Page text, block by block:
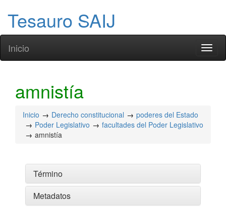
Tesauro SAIJ
Inicio
amnistía
Inicio Derecho constitucional
poderes del Estado
Poder Legislativo
facultades del Poder Legislativo
amnistía
Término
Metadatos